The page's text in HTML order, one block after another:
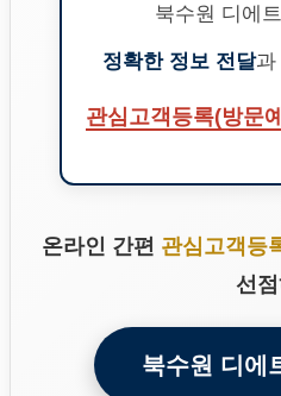
북수원 디에
정확한 정보 전달과
관심고객등록(방문
온라인 간편 관심고객등
선
북수원 디에